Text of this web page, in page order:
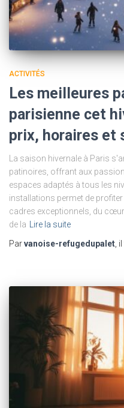
ACTIVITÉS
Les meilleures
parisienne cet
prix, horaires et
La saison hivernale à Paris
patinoires, offrant aux
espaces adaptés à tous les
installations permet de
cadres exceptionnels, du
de la
Lire la suite
Parvanoise-refugedupalet ,